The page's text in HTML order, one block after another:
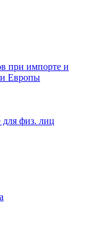
при импорте и
и Европы
физ. лиц